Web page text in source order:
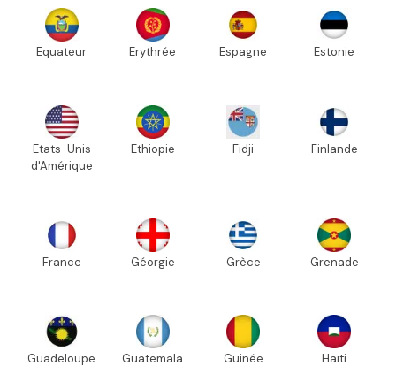
Equateur Erythrée Espagne Estonie
Etats-Unis
d'Amérique
Ethiopie Fidji Finlande
France Géorgie Grèce Grenade
Guadeloupe Guatemala Guinée Haïti